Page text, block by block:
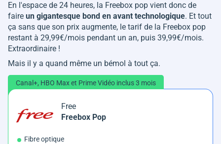
En l'espace de 24 heures, la Freebox pop vient donc de
faire un gigantesque bond en avant technologique. Et tout
ça sans que son prix augmente, le tarif de la Freebox pop
restant à 29,99€/mois pendant un an, puis 39,99€/mois.
Extraordinaire !
Mais il y a quand même un bémol à tout ça.
Canal+, HBO Max et Prime Vidéo inclus 3 mois
Free
Freebox Pop
Fibre optique